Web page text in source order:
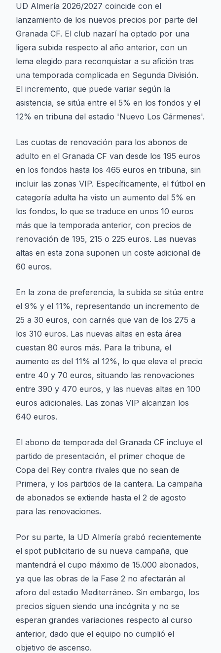
UD Almería 2026/2027 coincide con el
lanzamiento de los nuevos precios por parte del
Granada CF. El club nazarí ha optado por una
ligera subida respecto al año anterior, con un
lema elegido para reconquistar a su afición tras
una temporada complicada en Segunda División.
El incremento, que puede variar según la
asistencia, se sitúa entre el 5% en los fondos y el
12% en tribuna del estadio 'Nuevo Los Cármenes'.
Las cuotas de renovación para los abonos de
adulto en el Granada CF van desde los 195 euros
en los fondos hasta los 465 euros en tribuna, sin
incluir las zonas VIP. Específicamente, el fútbol en
categoría adulta ha visto un aumento del 5% en
los fondos, lo que se traduce en unos 10 euros
más que la temporada anterior, con precios de
renovación de 195, 215 o 225 euros. Las nuevas
altas en esta zona suponen un coste adicional de
60 euros.
En la zona de preferencia, la subida se sitúa entre
el 9% y el 11%, representando un incremento de
25 a 30 euros, con carnés que van de los 275 a
los 310 euros. Las nuevas altas en esta área
cuestan 80 euros más. Para la tribuna, el
aumento es del 11% al 12%, lo que eleva el precio
entre 40 y 70 euros, situando las renovaciones
entre 390 y 470 euros, y las nuevas altas en 100
euros adicionales. Las zonas VIP alcanzan los
640 euros.
El abono de temporada del Granada CF incluye el
partido de presentación, el primer choque de
Copa del Rey contra rivales que no sean de
Primera, y los partidos de la cantera. La campaña
de abonados se extiende hasta el 2 de agosto
para las renovaciones.
Por su parte, la UD Almería grabó recientemente
el spot publicitario de su nueva campaña, que
mantendrá el cupo máximo de 15.000 abonados,
ya que las obras de la Fase 2 no afectarán al
aforo del estadio Mediterráneo. Sin embargo, los
precios siguen siendo una incógnita y no se
esperan grandes variaciones respecto al curso
anterior, dado que el equipo no cumplió el
objetivo de ascenso.